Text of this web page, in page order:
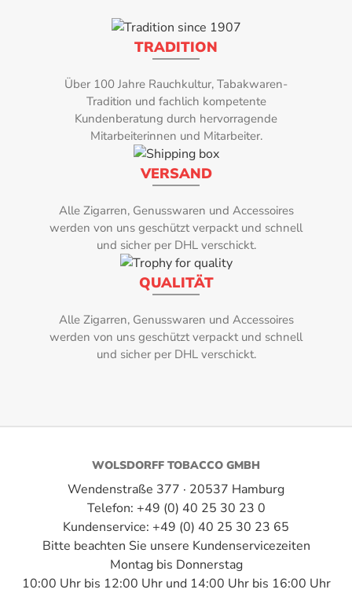
Entdecken Sie die Finesse und den Geschmack dieser Zigarre, die
sorgfältig kreiert wurde, um Ihre Raucherfahrung zu bereichern. Die
Reserva Bundle Half Gordo ist mehr als nur eine Zigarre – sie ist ein
kostengünstiges Ticket zu einem genussvollen Raucherlebnis.
Connecticut Brown (Ecuador)
Dominikanischer Olor, Piloto Dominicano
Format:
Holz, Röstaromen, nussige Nuancen
Herkunftsland:
Intensität:
Länge:
10,00 cm
Noch keine Bewertung verfügbar!
TRADITION
Über 100 Jahre Rauchkultur, Tabakwaren-
Tradition und fachlich kompetente
Kundenberatung durch hervorragende
Mitarbeiterinnen und Mitarbeiter.
VERSAND
Alle Zigarren, Genusswaren und Accessoires
werden von uns geschützt verpackt und schnell
und sicher per DHL verschickt.
QUALITÄT
Alle Zigarren, Genusswaren und Accessoires
werden von uns geschützt verpackt und schnell
und sicher per DHL verschickt.
WOLSDORFF TOBACCO GMBH
Wendenstraße 377 · 20537 Hamburg
Telefon: +49 (0) 40 25 30 23 0
Kundenservice: +49 (0) 40 25 30 23 65
Bitte beachten Sie unsere Kundenservicezeiten
Montag bis Donnerstag
10:00 Uhr bis 12:00 Uhr und 14:00 Uhr bis 16:00 Uhr